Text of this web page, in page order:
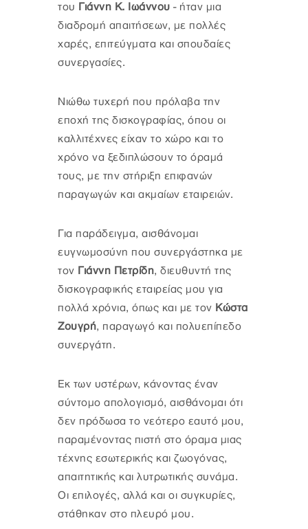
του Γιάννη Κ. Ιωάννου - ήταν μια
διαδρομή απαιτήσεων, με πολλές
χαρές, επιτεύγματα και σπουδαίες
συνεργασίες.
Νιώθω τυχερή που πρόλαβα την
εποχή της δισκογραφίας, όπου οι
καλλιτέχνες είχαν το χώρο και το
χρόνο να ξεδιπλώσουν το όραμά
τους, με την στήριξη επιφανών
παραγωγών και ακμαίων εταιρειών.
Για παράδειγμα, αισθάνομαι
ευγνωμοσύνη που συνεργάστηκα με
τον Γιάννη Πετρίδη, διευθυντή της
δισκογραφικής εταιρείας μου για
πολλά χρόνια, όπως και με τον Κώστα
Ζουγρή, παραγωγό και πολυεπίπεδο
συνεργάτη.
Εκ των υστέρων, κάνοντας έναν
σύντομο απολογισμό, αισθάνομαι ότι
δεν πρόδωσα το νεότερο εαυτό μου,
παραμένοντας πιστή στο όραμα μιας
τέχνης εσωτερικής και ζωογόνας,
απαιτητικής και λυτρωτικής συνάμα.
Οι επιλογές, αλλά και οι συγκυρίες,
στάθηκαν στο πλευρό μου.